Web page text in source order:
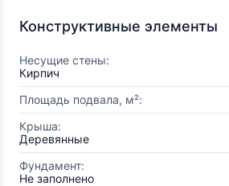
Конструктивные элементы
Несущие стены:
Кирпич
Площадь подвала, м²:
Крыша:
Деревянные
Фундамент:
Не заполнено